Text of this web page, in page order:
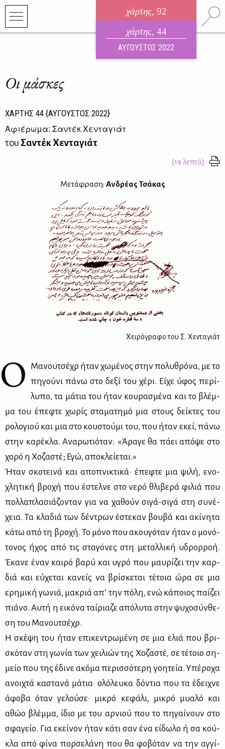
χάρτης, 92
ηλεκτρονικό περιοδικό
ΑΥΓΟΥΣΤΟΣ 2026
χάρτης, 44
ΑΥΓΟΥΣΤΟΣ 2022
Oι μάσκες
ΧΑΡΤΗΣ 44 {ΑΥΓΟΥΣΤΟΣ 2022}
Αφιέρωμα: Σαντέκ Χενταγιάτ
του Σαντέκ Χενταγιάτ
{19 λεπτά}
Μετάφραση: Ανδρέας Τσάκας
Χειρόγραφο του Σ. Χενταγιάτ
Ο
Μα­νου­τσέ­χρ ήταν χω­μέ­νος στην πο­λυ­θρό­να, με το
πη­γού­νι πά­νω στο δε­ξί του χέ­ρι. Εί­χε ύφος πε­ρί­
λυ­πο, τα μά­τια του ήταν κου­ρα­σμέ­να και το βλέμ­
μα του έπε­φτε χω­ρίς στα­μα­τη­μό μια στους δεί­κτες του
ρο­λο­γιού και μια στο κου­στού­μι του, που ήταν εκεί, πά­νω
στην κα­ρέ­κλα. Ανα­ρω­τιό­ταν: «Άρα­γε θα πά­ει από­ψε στο
χο­ρό η Χο­ζα­στέ; Εγώ, απο­κλεί­ε­ται.»
Ήταν σκο­τει­νά και απο­πνι­κτι­κά· έπε­φτε μια ψι­λή, ενο­
χλη­τι­κή βρο­χή που έστελ­νε στο νε­ρό θλι­βε­ρά φι­λιά που
πολ­λα­πλα­σιά­ζο­νταν για να χα­θούν σι­γά-σι­γά στη συ­νέ­
χεια. Τα κλα­διά των δέ­ντρων έστε­καν βου­βά και ακί­νη­τα
κά­τω από τη βρο­χή. Το μό­νο που ακου­γό­ταν ήταν ο μο­νό­
το­νος ήχος από τις στα­γό­νες στη με­ταλ­λι­κή υδρορ­ροή.
Έκα­νε έναν και­ρό βα­ρύ και υγρό που μαυ­ρί­ζει την καρ­
διά και εύ­χε­ται κα­νείς να βρί­σκε­ται τέ­τοια ώρα σε μια
ερη­μι­κή γω­νιά, μα­κριά απ’ την πό­λη, ενώ κά­ποιος παί­ζει
πιά­νο. Αυ­τή η ει­κό­να ταί­ρια­ζε από­λυ­τα στην ψυ­χο­σύν­θε­
ση του Μα­νου­τσέ­χρ.
Η σκέ­ψη του ήταν επι­κε­ντρω­μέ­νη σε μια ελιά που βρι­
σκό­ταν στη γω­νία των χει­λιών της Χο­ζα­στέ, σε τέ­τοιο ση­
μείο που της έδι­νε ακό­μα πε­ρισ­σό­τε­ρη γοη­τεία. Υπέ­ρο­χα
ανοι­χτά κα­στα­νά μά­τια· ολό­λευ­κα δό­ντια που τα έδει­χνε
άφο­βα όταν γε­λού­σε· μι­κρό κε­φά­λι, μι­κρό μυα­λό και
αθώο βλέμ­μα, ίδιο με του αρ­νιού που το πη­γαί­νουν στο
σφα­γείο. Για εκεί­νον ήταν κά­τι σαν ένα εί­δω­λο ή σα κού­
κλα από φί­να πορ­σε­λά­νη που θα φο­βό­ταν να την αγ­γί­